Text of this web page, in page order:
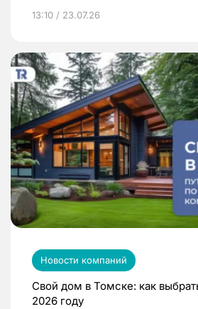
13:10 / 23.07.26
Новости компаний
Свой дом в Томске: как
2026 году